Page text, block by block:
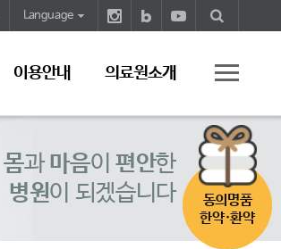
Language
이용안내 의료원소개
동의명품
한약·환약
몸과 마음이 편안한
병원이 되겠습니다